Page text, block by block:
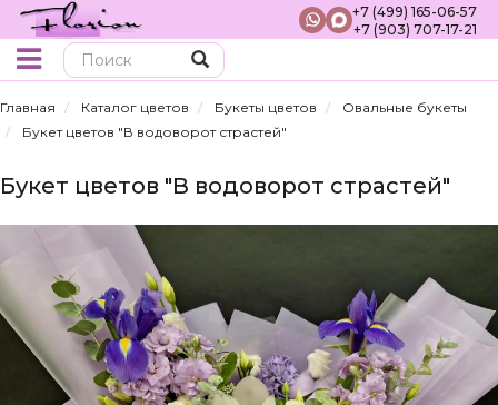
+7 (499) 165-06-57
+7 (903) 707-17-21
Главная Каталог цветов Букеты цветов
Овальные букеты
Букет цветов "В водоворот страстей"
Букет цветов "В водоворот страстей"